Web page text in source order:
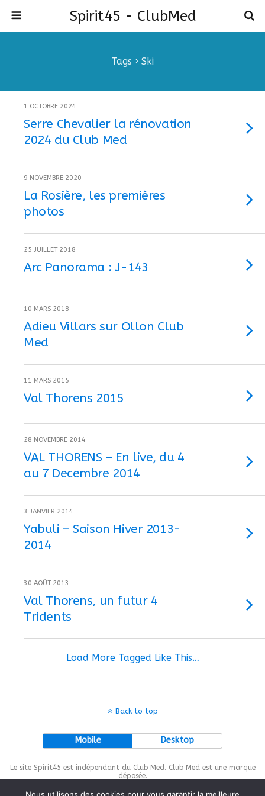
Spirit45 - ClubMed
Tags › Ski
1 OCTOBRE 2024
Serre Chevalier la rénovation
2024 du Club Med
9 NOVEMBRE 2020
La Rosière, les premières
photos
25 JUILLET 2018
Arc Panorama : J-143
10 MARS 2018
Adieu Villars sur Ollon Club
Med
11 MARS 2015
Val Thorens 2015
28 NOVEMBRE 2014
VAL THORENS – En live, du 4
au 7 Decembre 2014
3 JANVIER 2014
Yabuli – Saison Hiver 2013-
2014
30 AOÛT 2013
Val Thorens, un futur 4
Tridents
Load More Tagged Like This…
Back to top
Mobile Desktop
Le site Spirit45 est indépendant du Club Med. Club Med est une marque
déposée.
Nous utilisons des cookies pour vous garantir la meilleure